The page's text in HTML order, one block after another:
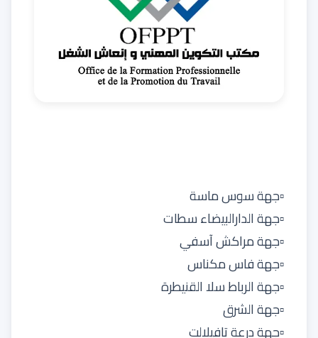
▫️جهة سوس ماسة
▫️جهة الدارالبيضاء سطات
▫️جهة مراكش آسفي
▫️جهة فاس مكناس
▫️جهة الرباط سلا القنيطرة
▫️جهة الشرق
▫️جهة درعة تافيلالت